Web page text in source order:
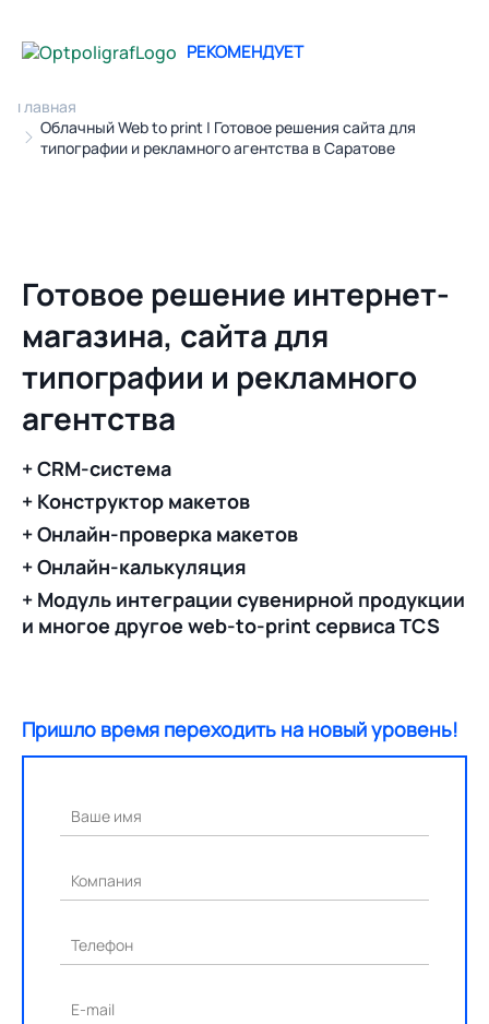
Главная
Облачный Web to print | Готовое решения сайта для
типографии и рекламного агентства в Саратове
РЕКОМЕНДУЕТ
Готовое решение интернет-
магазина, сайта для
типографии и рекламного
агентства
+ CRM-система
+ Конструктор макетов
+ Онлайн-проверка макетов
+ Онлайн-калькуляция
+ Модуль интеграции сувенирной продукции
и многое другое web-to-print сервиса TCS
Пришло время переходить на новый уровень!
Ваше имя
Компания
Телефон
E-mail